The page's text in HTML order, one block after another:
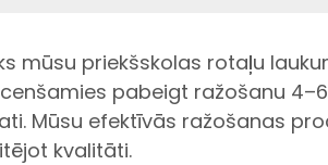
mūsu priekšskolas rotaļu
pabeigt ražošanu
Mūsu efektīvās ražošanas
kvalitāti.